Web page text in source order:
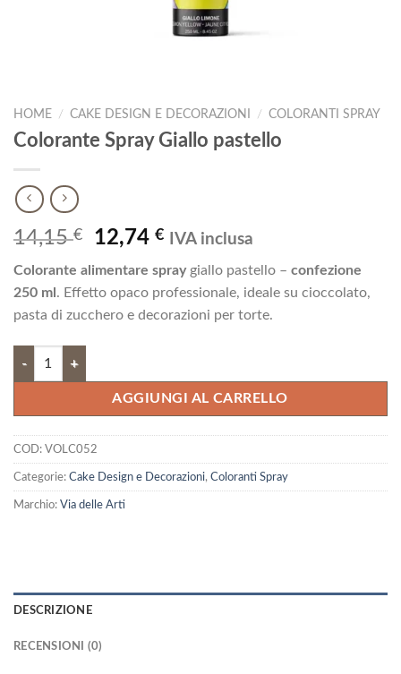
HOME / CAKE DESIGN E DECORAZIONI / COLORANTI SPRAY
Colorante Spray Giallo pastello
14,15€
Il
originale
era:
14,15 €.
12,74€Il
attuale
è:
12,74 €.
IVA inclusa
Colorante alimentare spraygiallo pastello – confezione
250 ml . Effetto opaco professionale, ideale su cioccolato,
pasta di zucchero e decorazioni per torte.
Colorante Spray Giallo pastello quantità
AGGIUNGI AL CARRELLO
COD: VOLC052
Categorie: Cake Design e Decorazioni, Coloranti Spray
Marchio: Via delle Arti
DESCRIZIONE
RECENSIONI (0)